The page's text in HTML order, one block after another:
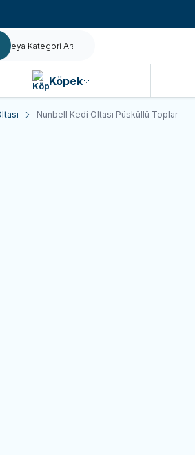
Köpek
Nunbell Kedi Oltası Püsküllü Toplar